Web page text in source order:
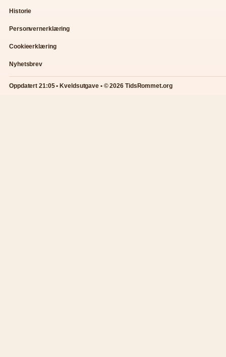
Historie
Personvernerklæring
Cookieerklæring
Nyhetsbrev
Oppdatert 21:05 • Kveldsutgave • © 2026 TidsRommet.org